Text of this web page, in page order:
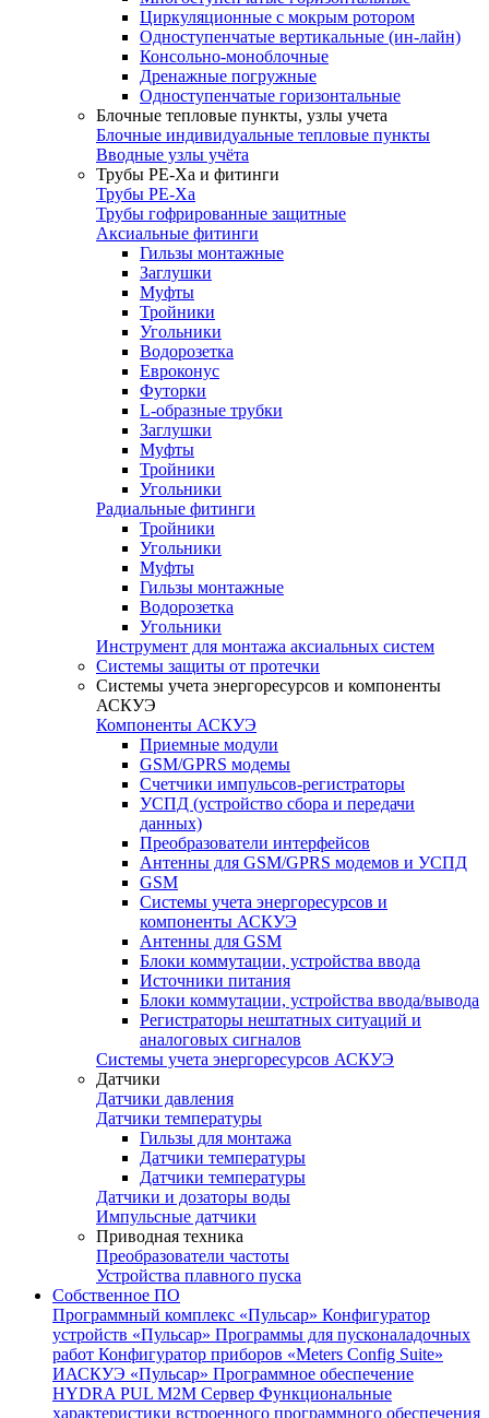
Циркуляционные с мокрым ротором
Одноступенчатые вертикальные (ин-лайн)
Консольно-моноблочные
Дренажные погружные
Одноступенчатые горизонтальные
Блочные тепловые пункты, узлы учета
Блочные индивидуальные тепловые пункты
Вводные узлы учёта
Трубы РЕ-Ха и фитинги
Трубы РЕ-Ха
Трубы гофрированные защитные
Аксиальные фитинги
Гильзы монтажные
Заглушки
Муфты
Тройники
Угольники
Водорозетка
Евроконус
Футорки
L-образные трубки
Заглушки
Муфты
Тройники
Угольники
Радиальные фитинги
Тройники
Угольники
Муфты
Гильзы монтажные
Водорозетка
Угольники
Инструмент для монтажа аксиальных систем
Системы защиты от протечки
Системы учета энергоресурсов и компоненты
АСКУЭ
Компоненты АСКУЭ
Приемные модули
GSM/GPRS модемы
Счетчики импульсов-регистраторы
УСПД (устройство сбора и передачи
данных)
Преобразователи интерфейсов
Антенны для GSM/GPRS модемов и УСПД
GSM
Системы учета энергоресурсов и
компоненты АСКУЭ
Антенны для GSM
Блоки коммутации, устройства ввода
Источники питания
Блоки коммутации, устройства ввода/вывода
Регистраторы нештатных ситуаций и
аналоговых сигналов
Системы учета энергоресурсов АСКУЭ
Датчики
Датчики давления
Датчики температуры
Гильзы для монтажа
Датчики температуры
Датчики температуры
Датчики и дозаторы воды
Импульсные датчики
Приводная техника
Преобразователи частоты
Устройства плавного пуска
Собственное ПО
Программный комплекс «Пульсар» Конфигуратор
устройств «Пульсар» Программы для пусконаладочных
работ Конфигуратор приборов «Meters Config Suite»
ИАСКУЭ «Пульсар» Программное обеспечение
HYDRA PUL M2M Сервер Функциональные
характеристики встроенного программного обеспечения